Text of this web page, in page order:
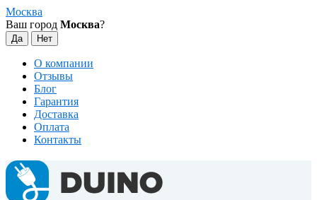
Москва
Ваш город Москва?
О компании
Отзывы
Блог
Гарантия
Доставка
Оплата
Контакты